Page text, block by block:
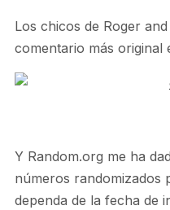
Los chicos de Roger
comentario más original
Y Random.org me ha
números randomizados
dependa de la fecha de